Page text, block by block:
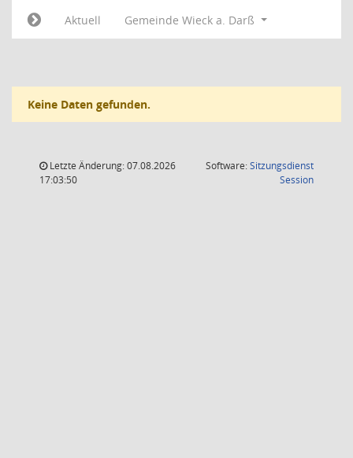
Aktuell
Gemeinde Wieck a. Darß
Keine Daten gefunden.
Letzte Änderung: 07.08.2026
17:03:50
Software:Sitzungsdienst
Session(Wird in